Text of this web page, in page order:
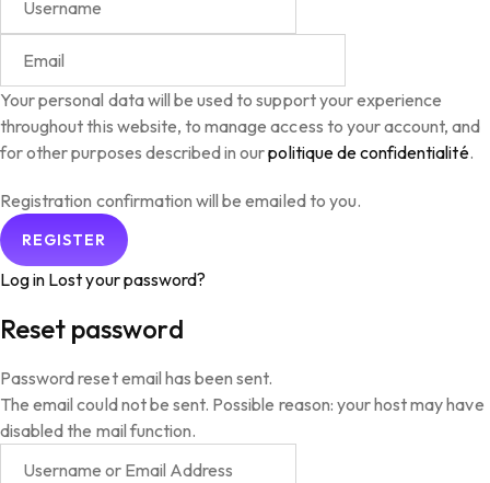
Your personal data will be used to support your experience
throughout this website, to manage access to your account, and
for other purposes described in ourpolitique de confidentialité.
Registration confirmation will be emailed to you.
Log in Lost your password?
Reset password
Password reset email has been sent.
The email could not be sent. Possible reason: your host may have
disabled the mail function.